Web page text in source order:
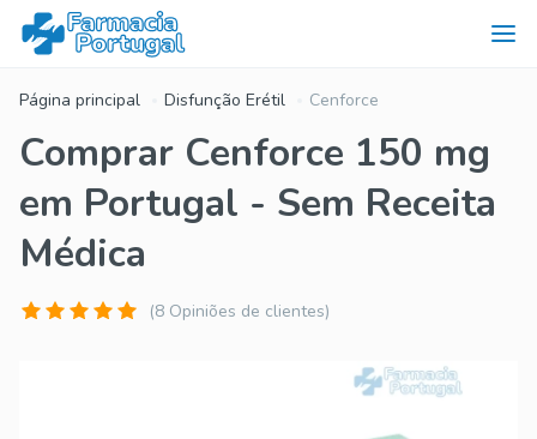
Página principal Disfunção Erétil Cenforce
Comprar Cenforce 150 mg
em Portugal - Sem Receita
Médica
(8 Opiniões de clientes)